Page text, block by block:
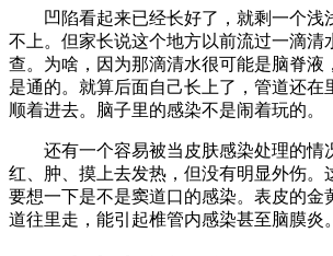
凹陷看起来已经长好了，就剩一个浅
不上。但家长说这个地方以前流过一滴清
查。为啥，因为那滴清水很可能是脑脊液
是通的。就算后面自己长上了，管道还在
顺着进去。脑子里的感染不是闹着玩的。
还有一个容易被当皮肤感染处理的情
红、肿、摸上去发热，但没有明显外伤。
要想一下是不是窦道口的感染。表皮的金
道往里走，能引起椎管内感染甚至脑膜炎。